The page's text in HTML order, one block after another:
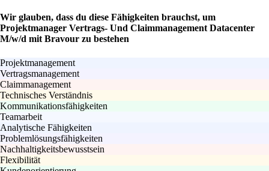
Wir glauben, dass du diese Fähigkeiten brauchst, um
Projektmanager Vertrags- Und Claimmanagement Datacenter
M/w/d mit Bravour zu bestehen
Projektmanagement
Vertragsmanagement
Claimmanagement
Technisches Verständnis
Kommunikationsfähigkeiten
Teamarbeit
Analytische Fähigkeiten
Problemlösungsfähigkeiten
Nachhaltigkeitsbewusstsein
Flexibilität